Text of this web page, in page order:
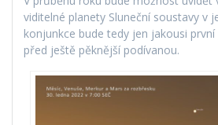
viditelné planety Sluneční soustavy v
konjunkce bude tedy jen jakousi první
před ještě pěknější podívanou.